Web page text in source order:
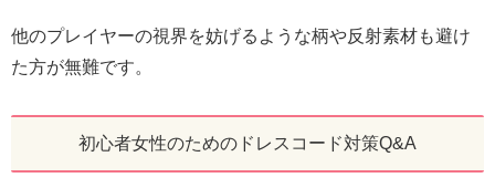
他のプレイヤーの視界を妨げるような柄や反射素材も避け
た方が無難です。
初心者女性のためのドレスコード対策Q&A